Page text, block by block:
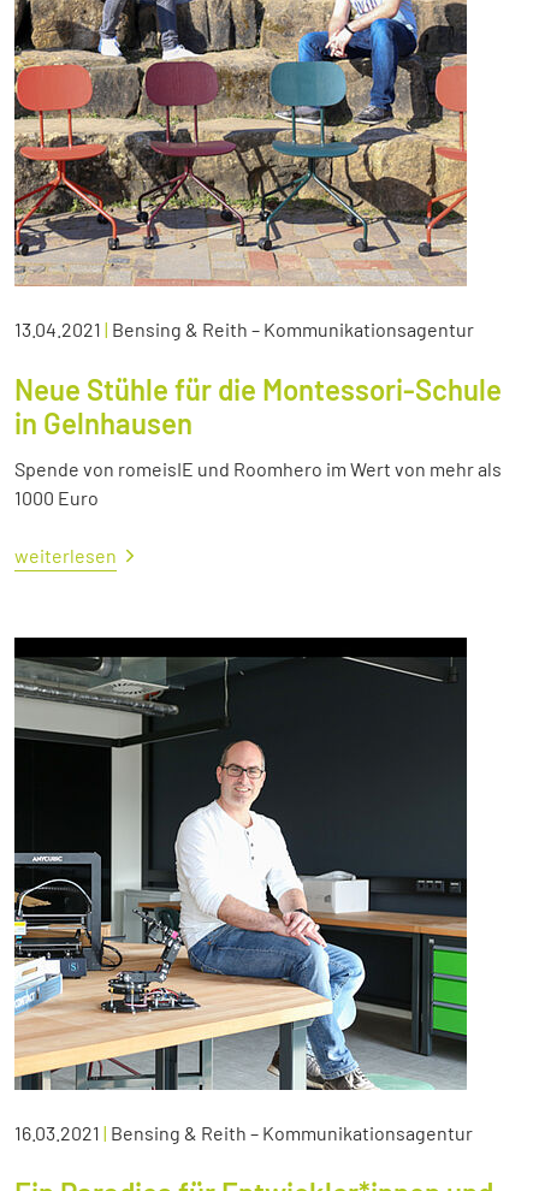
13.04.2021 | Bensing & Reith – Kommunikationsagentur
Neue Stühle für die Montessori-Schule
in Gelnhausen
Spende von romeisIE und Roomhero im Wert von mehr als
1000 Euro
weiterlesen
16.03.2021 | Bensing & Reith – Kommunikationsagentur